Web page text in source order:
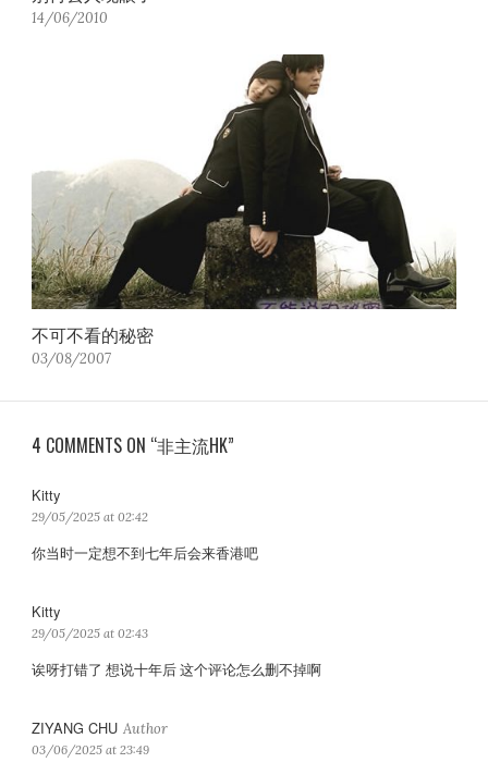
14/06/2010
不可不看的秘密
03/08/2007
4 COMMENTS ON “非主流HK”
Kitty
a
s
29/05/2025 at 02:42
你当时一定想不到七年后会来香港吧
Kitty
a
s
29/05/2025 at 02:43
诶呀打错了 想说十年后 这个评论怎么删不掉啊
ZIYANG CHU
03/06/2025 at 23:49